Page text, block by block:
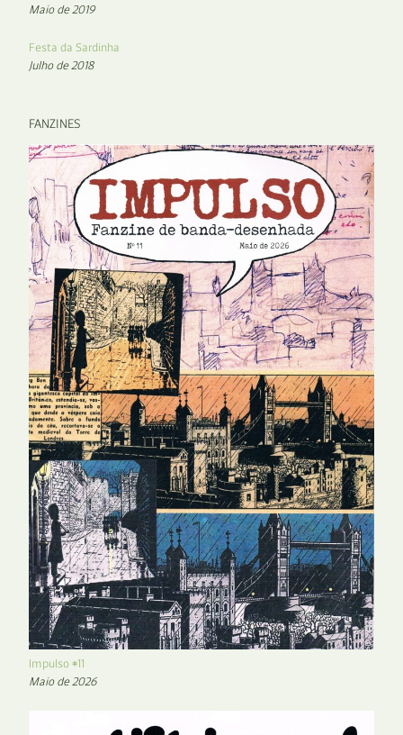
Maio de 2019
Festa da Sardinha
Julho de 2018
FANZINES
Impulso #11
Maio de 2026